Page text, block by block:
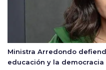
Ministra Arredondo
educación y la democracia